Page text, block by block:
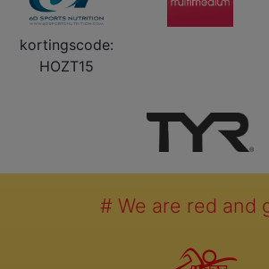
kortingscode:
HOZT15
# We are red and